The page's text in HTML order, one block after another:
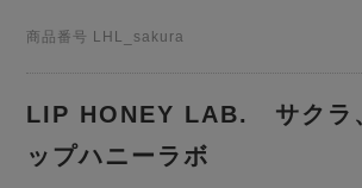
商品番号 LHL_sakura
LIP HONEY LAB. サクラ
ップハニーラボ